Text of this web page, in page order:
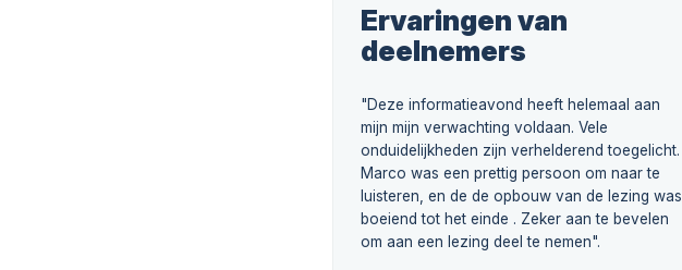
Ervaringen van
deelnemers
"Deze informatieavond heeft helemaal aan
mijn mijn verwachting voldaan. Vele
onduidelijkheden zijn verhelderend toegelicht.
Marco was een prettig persoon om naar te
luisteren, en de de opbouw van de lezing was
boeiend tot het einde . Zeker aan te bevelen
om aan een lezing deel te nemen".